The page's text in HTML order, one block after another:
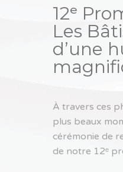
12ᵉ
Les
d’une
À travers ces
plus beaux
cérémonie de
de notre 12ᵉ